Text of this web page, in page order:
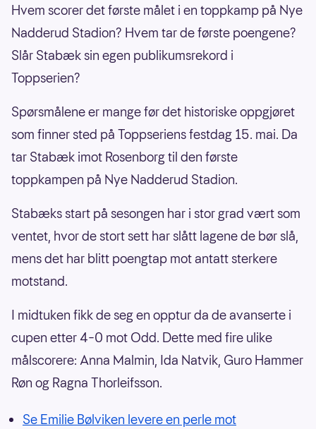
Hvem scorer det første målet i en toppkamp på Nye
Nadderud Stadion? Hvem tar de første poengene?
Slår Stabæk sin egen publikumsrekord i
Toppserien?
Spørsmålene er mange før det historiske oppgjøret
som finner sted på Toppseriens festdag 15. mai. Da
tar Stabæk imot Rosenborg til den første
toppkampen på Nye Nadderud Stadion.
Stabæks start på sesongen har i stor grad vært som
ventet, hvor de stort sett har slått lagene de bør slå,
mens det har blitt poengtap mot antatt sterkere
motstand.
I midtuken fikk de seg en opptur da de avanserte i
cupen etter 4–0 mot Odd. Dette med fire ulike
målscorere: Anna Malmin, Ida Natvik, Guro Hammer
Røn og Ragna Thorleifsson.
Se Emilie Bølviken levere en perle mot